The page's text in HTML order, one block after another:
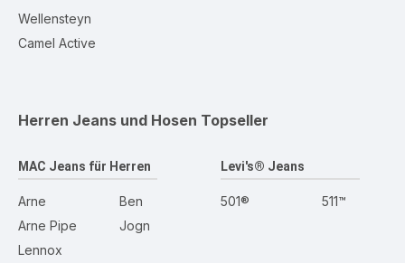
Wellensteyn
Camel Active
Herren Jeans und Hosen Topseller
MAC Jeans für Herren
Arne
Arne Pipe
Lennox
Ben
Jogn
Levi's® Jeans
501® 511™